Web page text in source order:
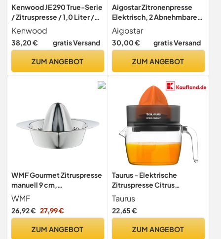
Kenwood JE 290 True-Serie
/ Zitruspresse / 1,0 Liter /
Edelstahlsieb / 40 Watt /
Weiß
Kenwood
38,20 € gratis Versand
ZUM ANGEBOT
Aigostar Zitronenpresse
Elektrisch, 2 Abnehmbaren
Kegeln, 1200ml, Juicy
Aigostar
30,00 € gratis Versand
ZUM ANGEBOT
WMF Gourmet Zitruspresse
manuell 9 cm,
Limettenpresse,
Cromargan Edelstahl
mattiert, Saftpresse für
Apfelsinnen, Orange,
WMF
26,92 € 27,99 €
ZUM ANGEBOT
Taurus - Elektrische
Zitruspresse Citrus
Compact | Doppelte
Rotationsrichtung | Extra
großer Presskegel |
spülmaschinenfest |
Taurus
22,65 €
ZUM ANGEBOT